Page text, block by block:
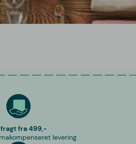
fragt fra 499,-
levering